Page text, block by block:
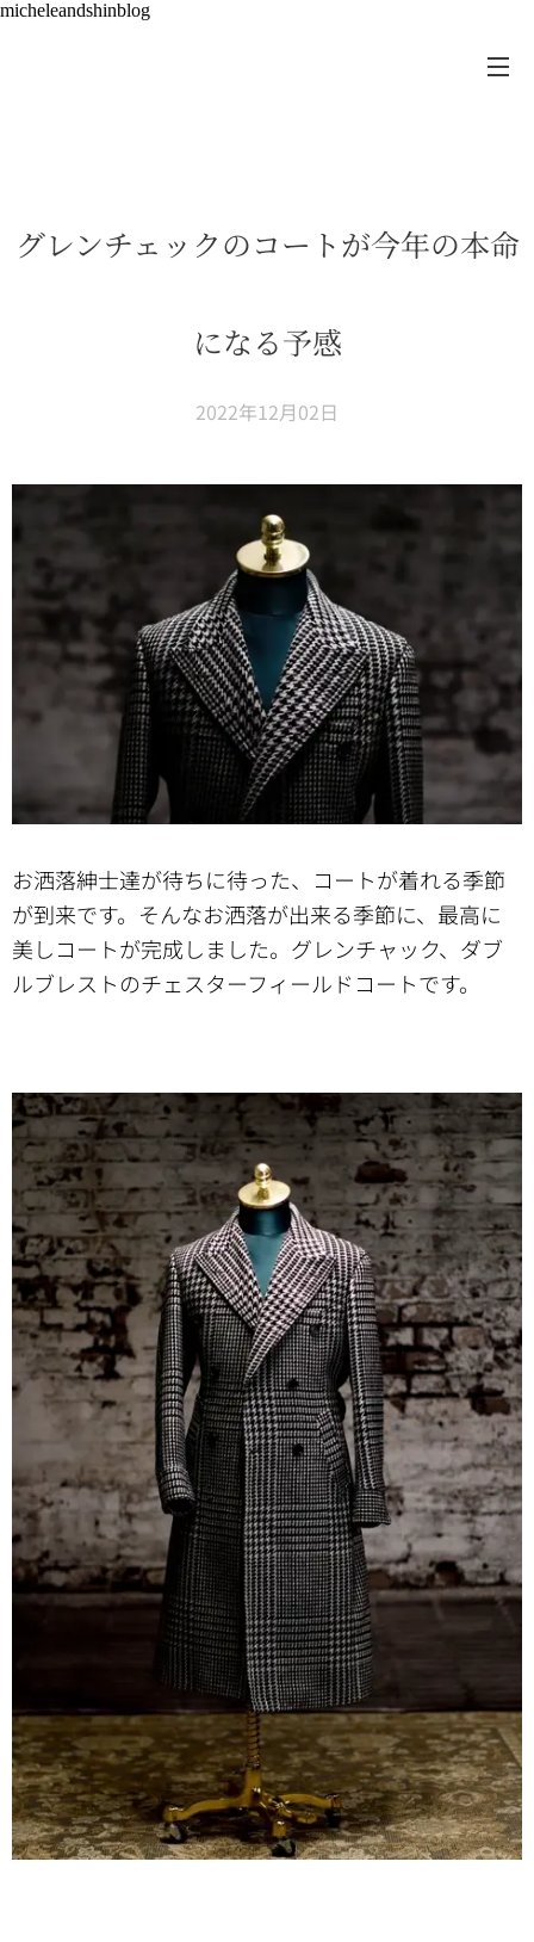
micheleandshinblog
グレンチェックのコートが今年の本命
になる予感
2022年12月02日
お洒落紳士達が待ちに待った、コートが着れる季節
が到来です。そんなお洒落が出来る季節に、最高に
美しコートが完成しました。グレンチャック、ダブ
ルブレストのチェスターフィールドコートです。